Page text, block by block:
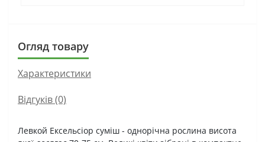
Огляд товару
Характеристики
Відгуків (0)
Левкой Ексельсіор суміш - однорічна рослина висота